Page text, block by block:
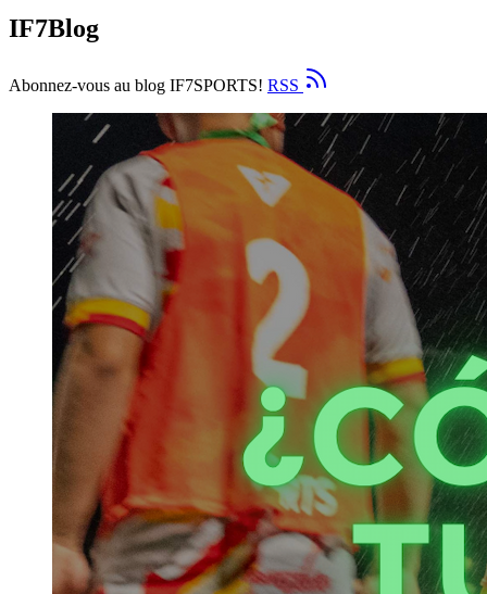
IF7Blog
Abonnez-vous au blog IF7SPORTS! RSS